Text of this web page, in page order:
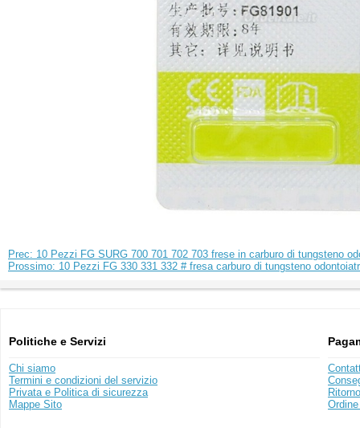
Prec: 10 Pezzi FG SURG 700 701 702 703 frese in carburo di tungsteno
Prossimo: 10 Pezzi FG 330 331 332 # fresa carburo di tungsteno
Politiche e Servizi
Chi siamo
Termini e condizioni del servizio
Privata e Politica di sicurezza
Mappe Sito